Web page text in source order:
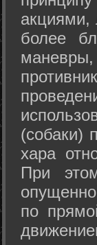
акциями,
более
(собаки)
хара
При
по